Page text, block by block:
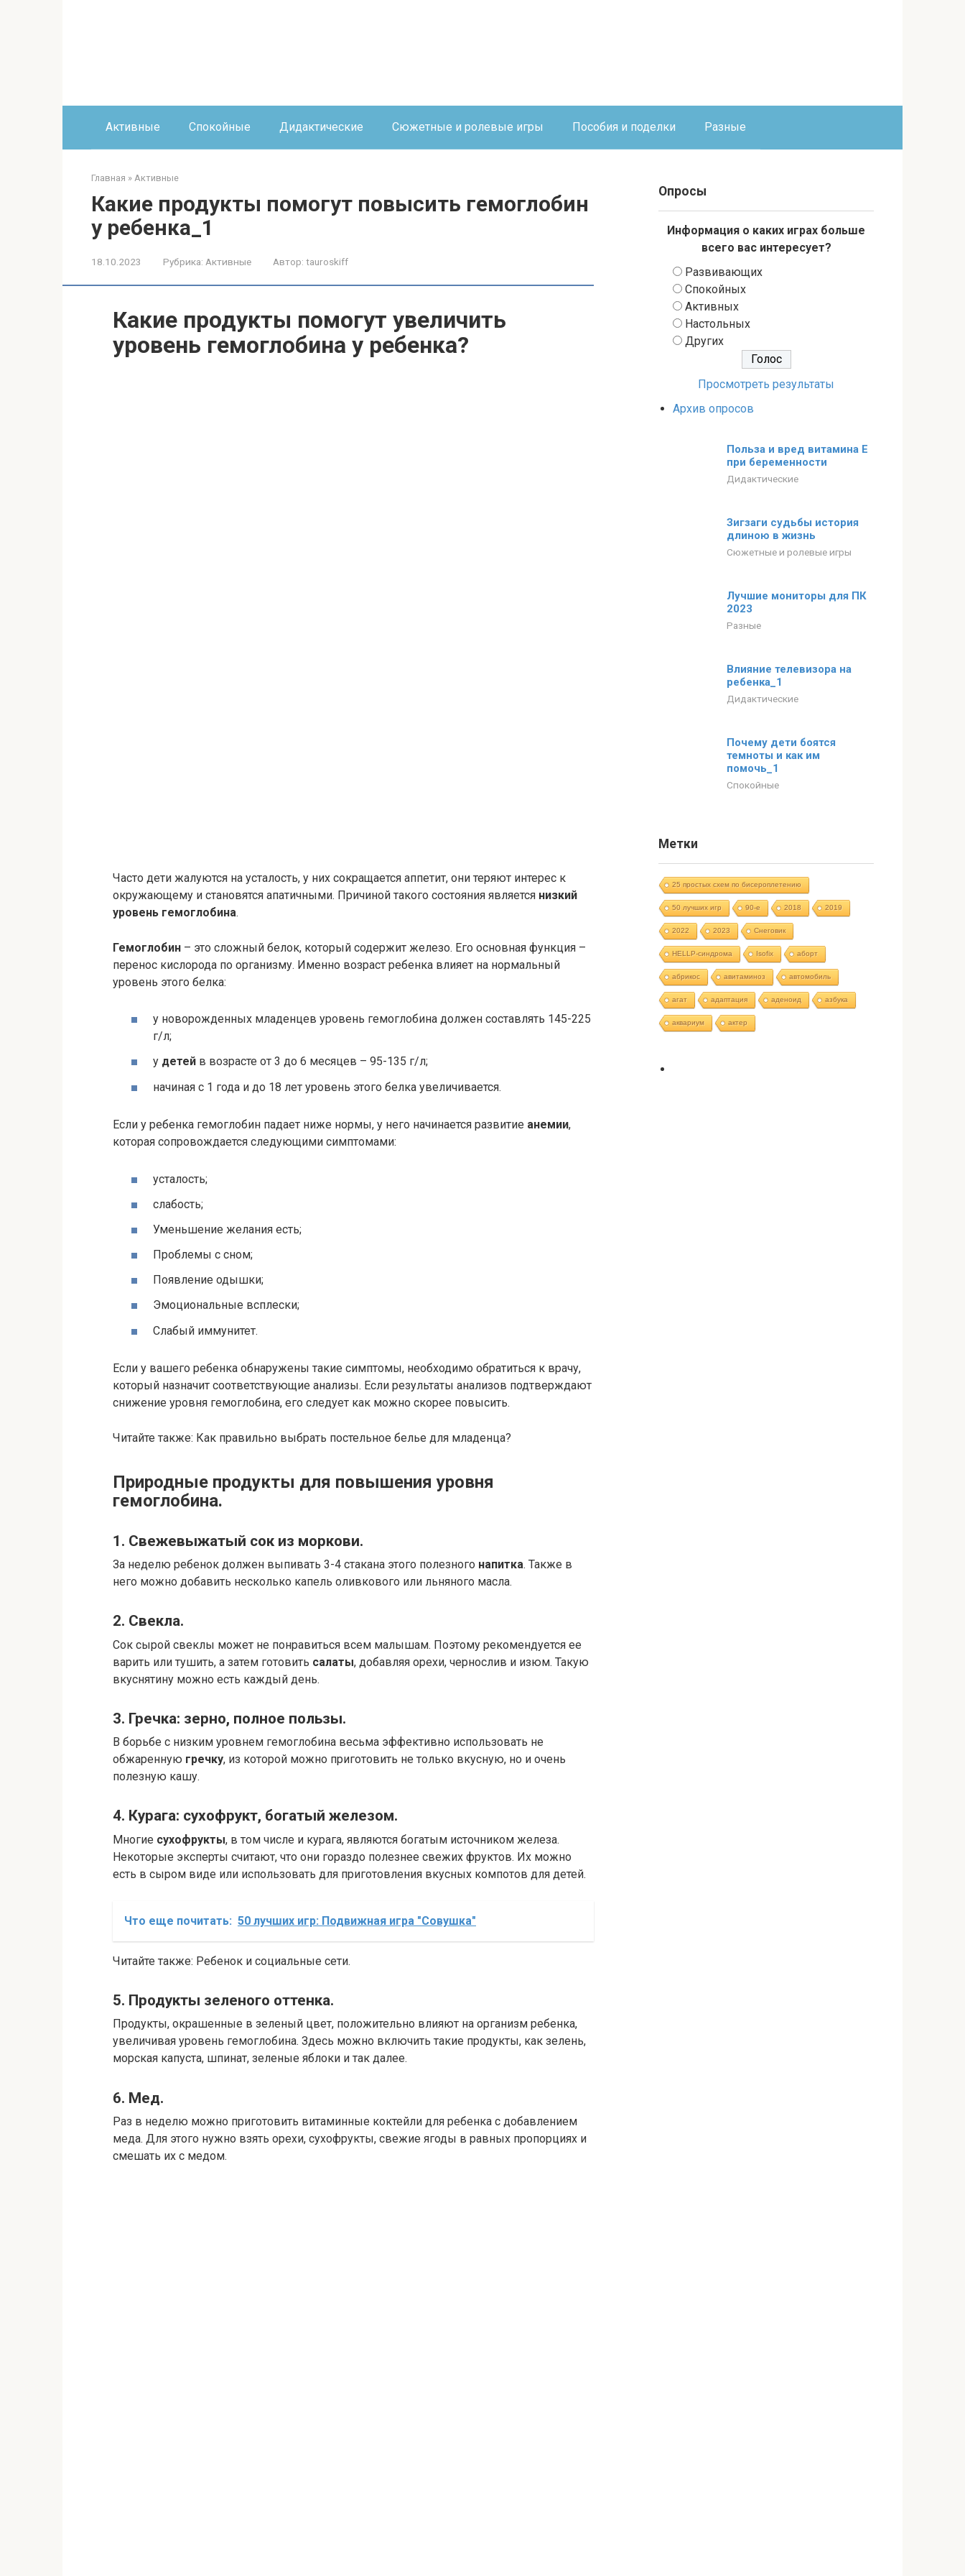
Активные Спокойные Дидактические Сюжетные и ролевые игры Пособия и поделки Разные
Главная » Активные
Какие продукты помогут повысить гемоглобин
у ребенка_1
18.10.2023 Рубрика: Активные Автор: tauroskiff
Какие продукты помогут увеличить
уровень гемоглобина у ребенка?
Часто дети жалуются на усталость, у них сокращается аппетит, они теряют интерес к
окружающему и становятся апатичными. Причиной такого состояния является низкий
уровень гемоглобина.
Гемоглобин – это сложный белок, который содержит железо. Его основная функция –
перенос кислорода по организму. Именно возраст ребенка влияет на нормальный
уровень этого белка:
у новорожденных младенцев уровень гемоглобина должен составлять 145-225
г/л;
у детей в возрасте от 3 до 6 месяцев – 95-135 г/л;
начиная с 1 года и до 18 лет уровень этого белка увеличивается.
Если у ребенка гемоглобин падает ниже нормы, у него начинается развитие анемии,
которая сопровождается следующими симптомами:
усталость;
слабость;
Уменьшение желания есть;
Проблемы с сном;
Появление одышки;
Эмоциональные всплески;
Слабый иммунитет.
Если у вашего ребенка обнаружены такие симптомы, необходимо обратиться к врачу,
который назначит соответствующие анализы. Если результаты анализов подтверждают
снижение уровня гемоглобина, его следует как можно скорее повысить.
Читайте также: Как правильно выбрать постельное белье для младенца?
Природные продукты для повышения уровня
гемоглобина.
1. Свежевыжатый сок из моркови.
За неделю ребенок должен выпивать 3-4 стакана этого полезного напитка. Также в
него можно добавить несколько капель оливкового или льняного масла.
2. Свекла.
Сок сырой свеклы может не понравиться всем малышам. Поэтому рекомендуется ее
варить или тушить, а затем готовить салаты, добавляя орехи, чернослив и изюм. Такую
вкуснятину можно есть каждый день.
3. Гречка: зерно, полное пользы.
В борьбе с низким уровнем гемоглобина весьма эффективно использовать не
обжаренную гречку, из которой можно приготовить не только вкусную, но и очень
полезную кашу.
4. Курага: сухофрукт, богатый железом.
Многие сухофрукты, в том числе и курага, являются богатым источником железа.
Некоторые эксперты считают, что они гораздо полезнее свежих фруктов. Их можно
есть в сыром виде или использовать для приготовления вкусных компотов для детей.
Что еще почитать: 50 лучших игр: Подвижная игра "Совушка"
Читайте также: Ребенок и социальные сети.
5. Продукты зеленого оттенка.
Продукты, окрашенные в зеленый цвет, положительно влияют на организм ребенка,
увеличивая уровень гемоглобина. Здесь можно включить такие продукты, как зелень,
морская капуста, шпинат, зеленые яблоки и так далее.
6. Мед.
Раз в неделю можно приготовить витаминные коктейли для ребенка с добавлением
меда. Для этого нужно взять орехи, сухофрукты, свежие ягоды в равных пропорциях и
смешать их с медом.
Опросы
Информация о каких играх больше
всего вас интересует?
Развивающих
Спокойных
Активных
Настольных
Других
Просмотреть результаты
Архив опросов
Польза и вред витамина Е
при беременности
Дидактические
Зигзаги судьбы история
длиною в жизнь
Сюжетные и ролевые игры
Лучшие мониторы для ПК
2023
Разные
Влияние телевизора на
ребенка_1
Дидактические
Почему дети боятся
темноты и как им
помочь_1
Спокойные
Метки
25 простых схем по бисероплетению
50 лучших игр 90-е 2018 2019
2022 2023 Cнеговик
HELLP-синдрома Isofix аборт
абрикос авитаминоз автомобиль
агат адаптация аденоид азбука
аквариум актер